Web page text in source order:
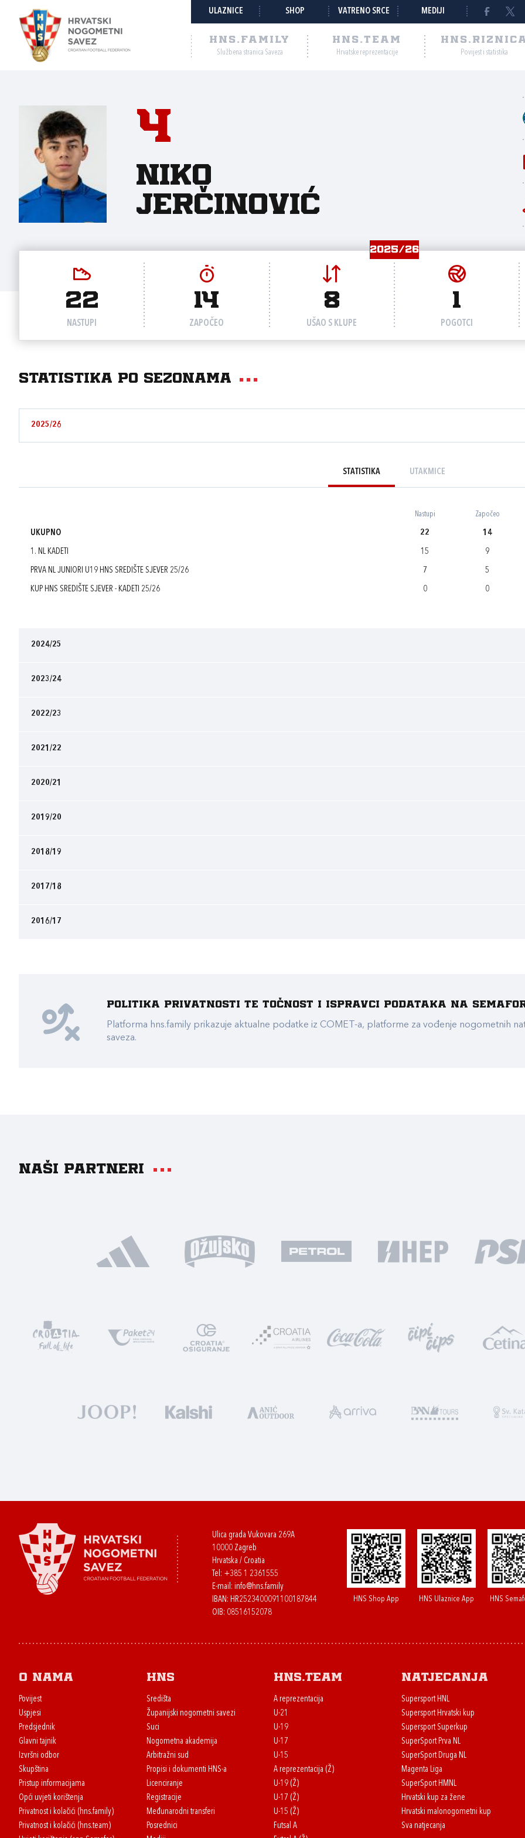
ULAZNICE SHOP VATRENO SRCE MEDIJI
HNS.FAMILY
Službena stranica Saveza
HNS.TEAM
Hrvatske reprezentacije Povijest i statistika
4
Niko
Jerčinović
2025/26
22
NASTUPI
14
ZAPOČEO
8
UŠAO S KLUPE
1
POGOTCI
Statistika po sezonama
2025/26
STATISTIKA UTAKMICE
Nastupi Započeo
UKUPNO 22 14
1. NL KADETI 15 9
PRVA NL JUNIORI U19 HNS SREDIŠTE SJEVER 25/26 7 5
KUP HNS SREDIŠTE SJEVER - KADETI 25/26 0 0
2024/25
2023/24
2022/23
2021/22
2020/21
2019/20
2018/19
2017/18
2016/17
Politika privatnosti te točnost i ispravci podataka na
Platforma hns.family prikazuje aktualne podatke iz COMET-a, platforme za vođenje nogometnih
saveza.
Naši partneri
Ulica grada Vukovara 269A
10000 Zagreb
Hrvatska / Croatia
Tel: +385 1 2361555
E-mail: info@hns.family
IBAN: HR2523400091100187844
OIB: 08516152078
HNS Shop App HNS Ulaznice App HNS
O nama
Povijest
Uspjesi
Predsjednik
Glavni tajnik
Izvršni odbor
Skupština
Pristup informacijama
Opći uvjeti korištenja
Privatnost i kolačići (hns.family)
Privatnost i kolačići (hns.team)
HNS
Središta
Županijski nogometni savezi
Suci
Nogometna akademija
Arbitražni sud
Propisi i dokumenti HNS-a
Licenciranje
Registracije
Međunarodni transferi
Posrednici
HNS.team
A reprezentacija
U-21
U-19
U-17
U-15
A reprezentacija (Ž)
U-19 (Ž)
U-17 (Ž)
U-15 (Ž)
Futsal A
Natjecanja
Supersport HNL
Supersport Hrvatski kup
Supersport Superkup
SuperSport Prva NL
SuperSport Druga NL
Magenta Liga
SuperSport HMNL
Hrvatski kup za žene
Hrvatski malonogometni kup
Sva natjecanja